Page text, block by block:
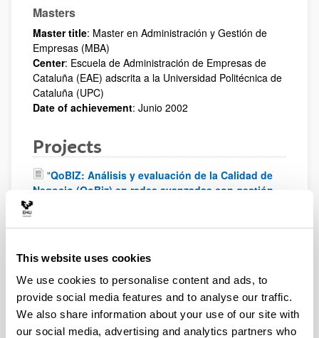
This website uses cookies
We use cookies to personalise content and ads, to
provide social media features and to analyse our traffic.
We also share information about your use of our site with
our social media, advertising and analytics partners who
Masters
Master title: Master en Administración y Gestión de
Empresas (MBA)
Center: Escuela de Administración de Empresas de
Cataluña (EAE) adscrita a la Universidad Politécnica de
Cataluña (UPC)
Date of achievement: Junio 2002
Projects
"QoBIZ: Análisis y evaluación de la Calidad de
Negocio (QoBiz) en redes avanzadas con gestión
de calidad de servicio adaptada
evaluación de las diferentes vertientes de la calidad
Vasco - SAIOTEK 2011-2012 2011-2012
" LabQoS: Creación de entornos experimentales
para la evaluación de la calidad de servicio en